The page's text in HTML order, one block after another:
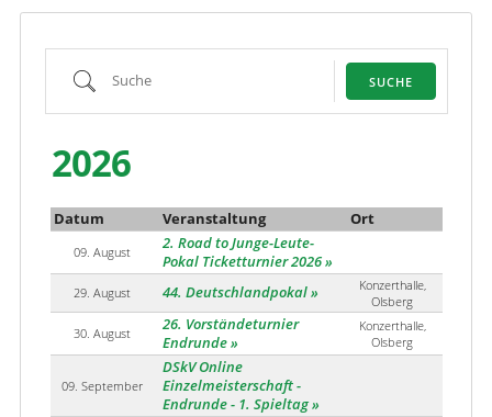
Suche
SUCHE
2026
Datum Veranstaltung Ort
09. August
2. Road to Junge-Leute-
Pokal Ticketturnier 2026
29. August 44. Deutschlandpokal
Konzerthalle,
Olsberg
30. August
26. Vorständeturnier
Endrunde
Konzerthalle,
Olsberg
09. September
DSkV Online
Einzelmeisterschaft -
Endrunde - 1. Spieltag